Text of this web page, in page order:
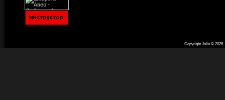
Copyright Jolio © 2026.